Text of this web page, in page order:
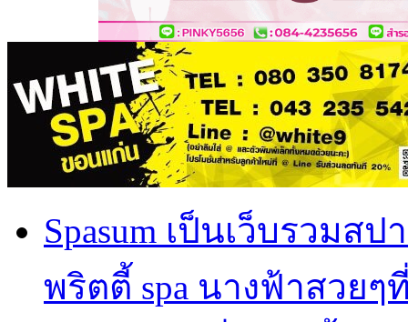
Spasum เป็นเว็บรวม
พริตตี้ spa นางฟ้าสวย